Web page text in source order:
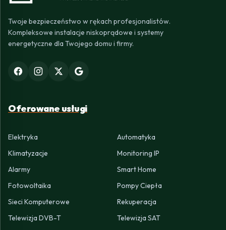
Twoje bezpieczeństwo w rękach profesjonalistów.
Kompleksowe instalacje niskoprądowe i systemy
energetyczne dla Twojego domu i firmy.
Oferowane usługi
Elektryka
Automatyka
Klimatyzacje
Monitoring IP
Alarmy
Smart Home
Fotowoltaika
Pompy Ciepła
Sieci Komputerowe
Rekuperacja
Telewizja DVB-T
Telewizja SAT